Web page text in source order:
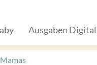
Ausgaben Digital